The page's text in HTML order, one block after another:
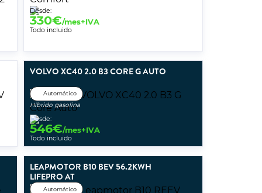
Desde:
330€/mes+IVA
Todo incluido
VOLVO XC40 2.0 B3 CORE G AUTO
Automático
Híbrido gasolina
Desde:
546€/mes+IVA
Todo incluido
LEAPMOTOR B10 BEV 56.2KWH
LIFEPRO AT
Automático